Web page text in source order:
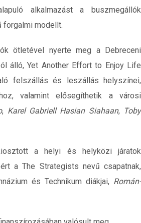
alkalmazást a buszmegállók
modellt.
ötletével nyerte meg a Debreceni
álló, Yet Another Effort to Enjoy Life
felszállás és leszállás helyszínei,
valamint elősegíthetik a városi
, Karel Gabriell Hasian Siahaan, Toby
a helyi és helyközi járatok
a The Strategists nevű csapatnak,
és Technikum diákjai, Román-